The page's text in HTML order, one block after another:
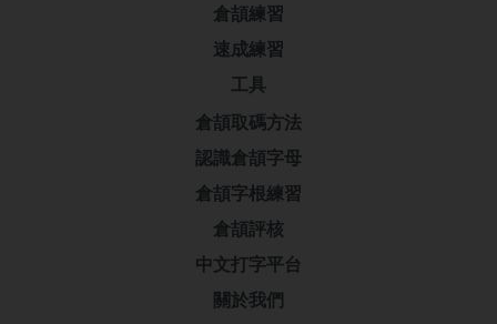
倉頡練習
速成練習
工具
倉頡取碼方法
認識倉頡字母
倉頡字根練習
倉頡評核
中文打字平台
關於我們